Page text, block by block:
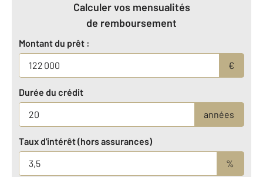
Calculer vos mensualités
de remboursement
Montant du prêt :
€
Durée du crédit
années
Taux d'intérêt (hors assurances)
%